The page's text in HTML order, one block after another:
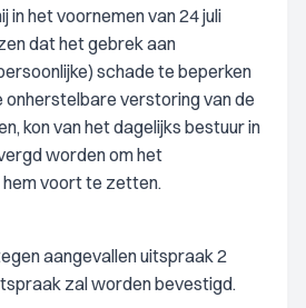
in het voornemen van 24 juli
dat het gebrek aan
schade te beperken
onherstelbare verstoring van de
kon van het dagelijks bestuur in
worden om het
voort te zetten.
aangevallen uitspraak 2
zal worden bevestigd.